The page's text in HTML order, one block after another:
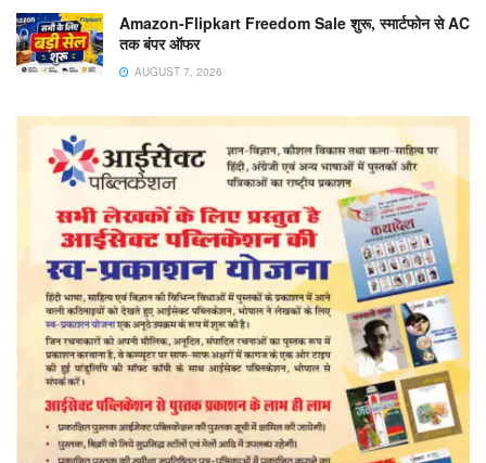
Amazon-Flipkart Freedom Sale शुरू, स्मार्टफोन से AC
तक बंपर ऑफर
AUGUST 7, 2026